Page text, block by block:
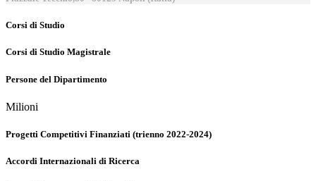
Corsi di Studio
Corsi di Studio Magistrale
Persone del Dipartimento
Milioni
Progetti Competitivi Finanziati (trienno 2022-2024)
Accordi Internazionali di Ricerca